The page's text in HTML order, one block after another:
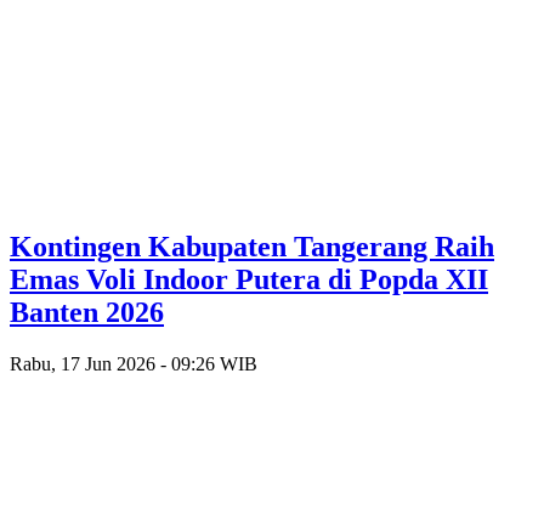
Kontingen Kabupaten Tangerang Raih
Emas Voli Indoor Putera di Popda XII
Banten 2026
Rabu, 17 Jun 2026 - 09:26 WIB